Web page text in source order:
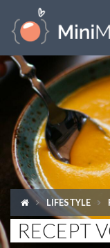
ZWANGER WORDEN
ZWANGER
BABY
PEUTER
KIND
LIFESTYLE
LIFESTYLE
RECEPT